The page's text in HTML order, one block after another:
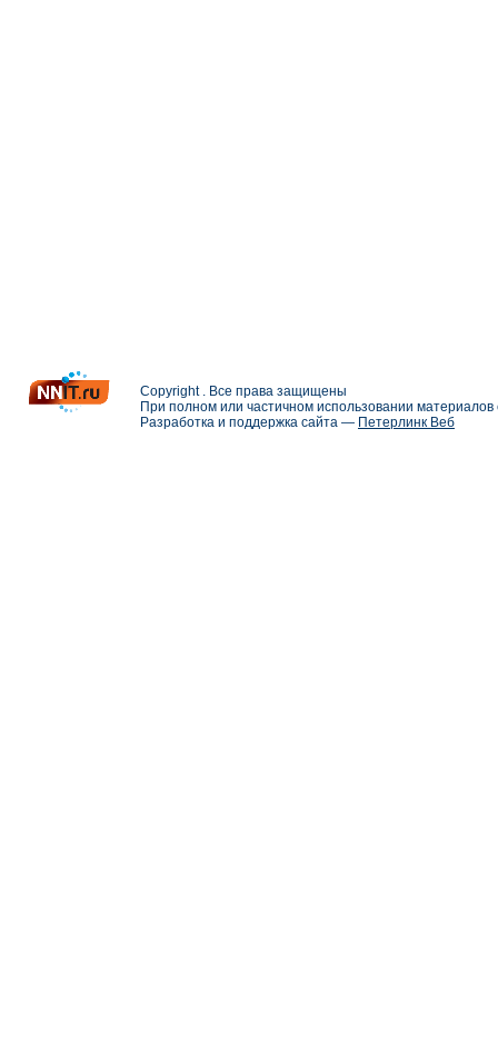
Copyright . Все права защищены
При полном или частичном использовании
Разработка и поддержка сайта — Петерлинк Веб